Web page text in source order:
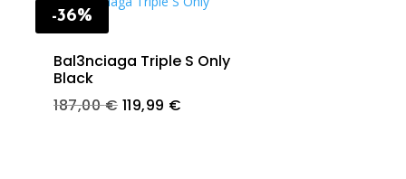
-36%
Bal3nciaga Triple S Only
Black
187,00€ Original
119,99 €